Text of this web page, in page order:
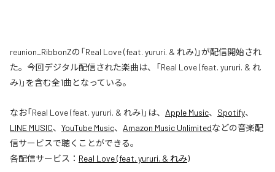
reunion_RibbonZの「Real Love (feat. yururi. & れみ)」が配信開始され
た。今回デジタル配信された楽曲は、「Real Love (feat. yururi. & れ
み)」を含む全1曲となっている。
なお「Real Love (feat. yururi. & れみ)」は、 Apple Music、 Spotify、
LINE MUSIC、 YouTube Music、 Amazon Music Unlimitedなどの音楽配
信サービスで聴くことができる。
各配信サービス： Real Love (feat. yururi. & れみ)